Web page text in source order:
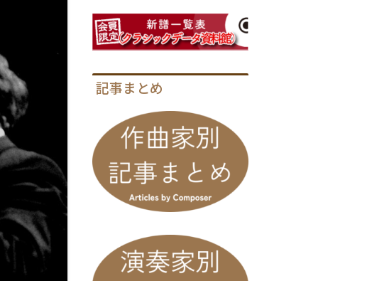
記事まとめ